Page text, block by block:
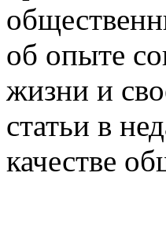
об опыте
жизни и
статьи в
качестве